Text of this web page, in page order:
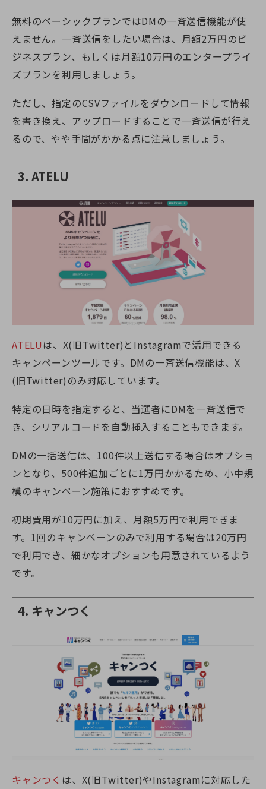
無料のベーシックプランではDMの一斉送信機能が使
えません。一斉送信をしたい場合は、月額2万円のビ
ジネスプラン、もしくは月額10万円のエンタープライ
ズプランを利用しましょう。
ただし、指定のCSVファイルをダウンロードして情報
を書き換え、アップロードすることで一斉送信が行え
るので、やや手間がかかる点に注意しましょう。
3. ATELU
ATELU は、 X(旧Twitter) とInstagramで活用できる
キャンペーンツールです。DMの一斉送信機能は、X
(旧Twitter) のみ対応しています。
特定の日時を指定すると、当選者にDMを一斉送信で
き、シリアルコードを自動挿入することもできます。
DMの一括送信は、100件以上送信する場合はオプショ
ンとなり、500件追加ごとに1万円かかるため、小中規
模のキャンペーン施策におすすめです。
初期費用が10万円に加え、月額5万円で利用できま
す。1回のキャンペーンのみで利用する場合は20万円
で利用でき、細かなオプションも用意されているよう
です。
4. キャンつく
キャンつく は、 X(旧Twitter)やInstagramに対応した